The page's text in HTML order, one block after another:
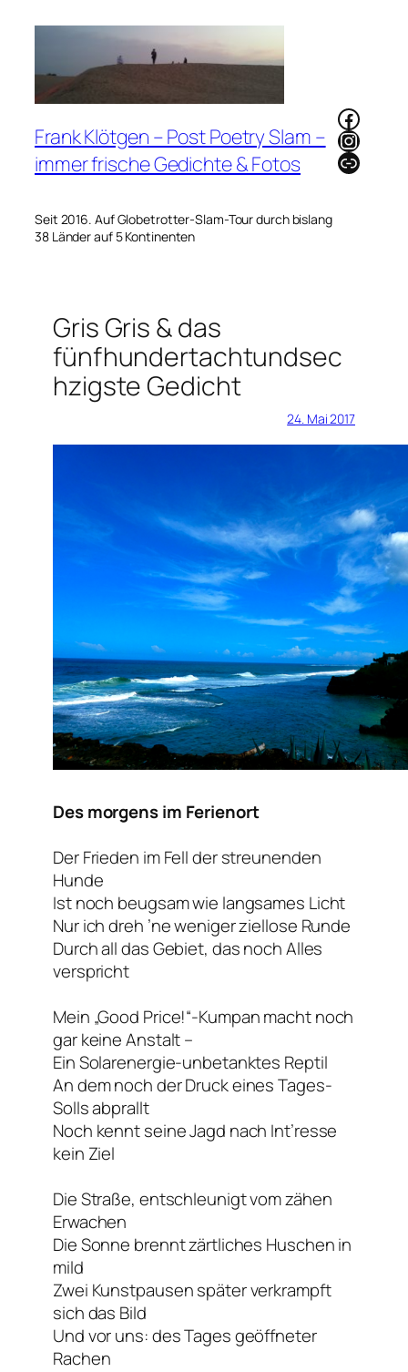
Frank Klötgen – Post Poetry Slam –
immer frische Gedichte & Fotos
Seit 2016. Auf Globetrotter-Slam-Tour durch bislang
38 Länder auf 5 Kontinenten
Link
Gris Gris & das
fünfhundertachtundsec
hzigste Gedicht
24. Mai 2017
Des morgens im Ferienort
Der Frieden im Fell der streunenden
Hunde
Ist noch beugsam wie langsames Licht
Nur ich dreh ’ne weniger ziellose Runde
Durch all das Gebiet, das noch Alles
verspricht
Mein „Good Price!“-Kumpan macht noch
gar keine Anstalt –
Ein Solarenergie-unbetanktes Reptil
An dem noch der Druck eines Tages-
Solls abprallt
Noch kennt seine Jagd nach Int’resse
kein Ziel
Die Straße, entschleunigt vom zähen
Erwachen
Die Sonne brennt zärtliches Huschen in
mild
Zwei Kunstpausen später verkrampft
sich das Bild
Und vor uns: des Tages geöffneter
Rachen